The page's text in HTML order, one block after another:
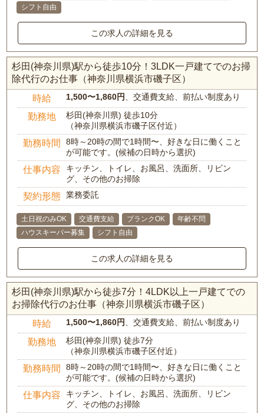
シフト自由
この求人の詳細を見る
杉田(神奈川県)駅から徒歩10分！3LDK一戸建てでのお掃
除代行のお仕事（神奈川県横浜市磯子区）
時給 1,500〜1,860円 、交通費支給、前払い制度あり
勤務地
杉田(神奈川県) 徒歩10分
（神奈川県横浜市磯子区付近）
勤務時間
8時～20時の間で1時間〜、好きな日に働くこと
が可能です。(候補の日時から選択)
仕事内容
キッチン、トイレ、お風呂、洗面所、リビン
グ、その他のお掃除
契約形態 業務委託
土日祝のみOK 交通費支給 ブランクOK
年齢不問
ハウスキーパー募集
シフト自由
この求人の詳細を見る
杉田(神奈川県)駅から徒歩7分！4LDK以上一戸建てでの
お掃除代行のお仕事（神奈川県横浜市磯子区）
時給 1,500〜1,860円 、交通費支給、前払い制度あり
勤務地
杉田(神奈川県) 徒歩7分
（神奈川県横浜市磯子区付近）
勤務時間
8時～20時の間で1時間〜、好きな日に働くこと
が可能です。(候補の日時から選択)
仕事内容
キッチン、トイレ、お風呂、洗面所、リビン
グ、その他のお掃除